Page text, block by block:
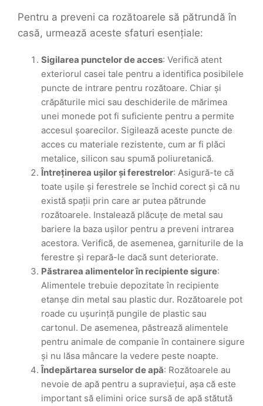
Pentru a preveni ca rozătoarele să pătrundă în
casă, urmează aceste sfaturi esențiale:
Sigilarea punctelor de acces: Verifică atent
exteriorul casei tale pentru a identifica posibilele
puncte de intrare pentru rozătoare. Chiar și
crăpăturile mici sau deschiderile de mărimea
unei monede pot fi suficiente pentru a permite
accesul șoarecilor. Sigilează aceste puncte de
acces cu materiale rezistente, cum ar fi plăci
metalice, silicon sau spumă poliuretanică.
Întreținerea ușilor și ferestrelor: Asigură-te că
toate ușile și ferestrele se închid corect și că nu
există spații prin care ar putea pătrunde
rozătoarele. Instalează plăcuțe de metal sau
bariere la baza ușilor pentru a preveni intrarea
acestora. Verifică, de asemenea, garniturile de la
ferestre și repară-le dacă sunt deteriorate.
Păstrarea alimentelor în recipiente sigure:
Alimentele trebuie depozitate în recipiente
etanșe din metal sau plastic dur. Rozătoarele pot
roade cu ușurință pungile de plastic sau
cartonul. De asemenea, păstrează alimentele
pentru animale de companie în containere sigure
și nu lăsa mâncare la vedere peste noapte.
Îndepărtarea surselor de apă: Rozătoarele au
nevoie de apă pentru a supraviețui, așa că este
important să elimini orice sursă de apă stătută